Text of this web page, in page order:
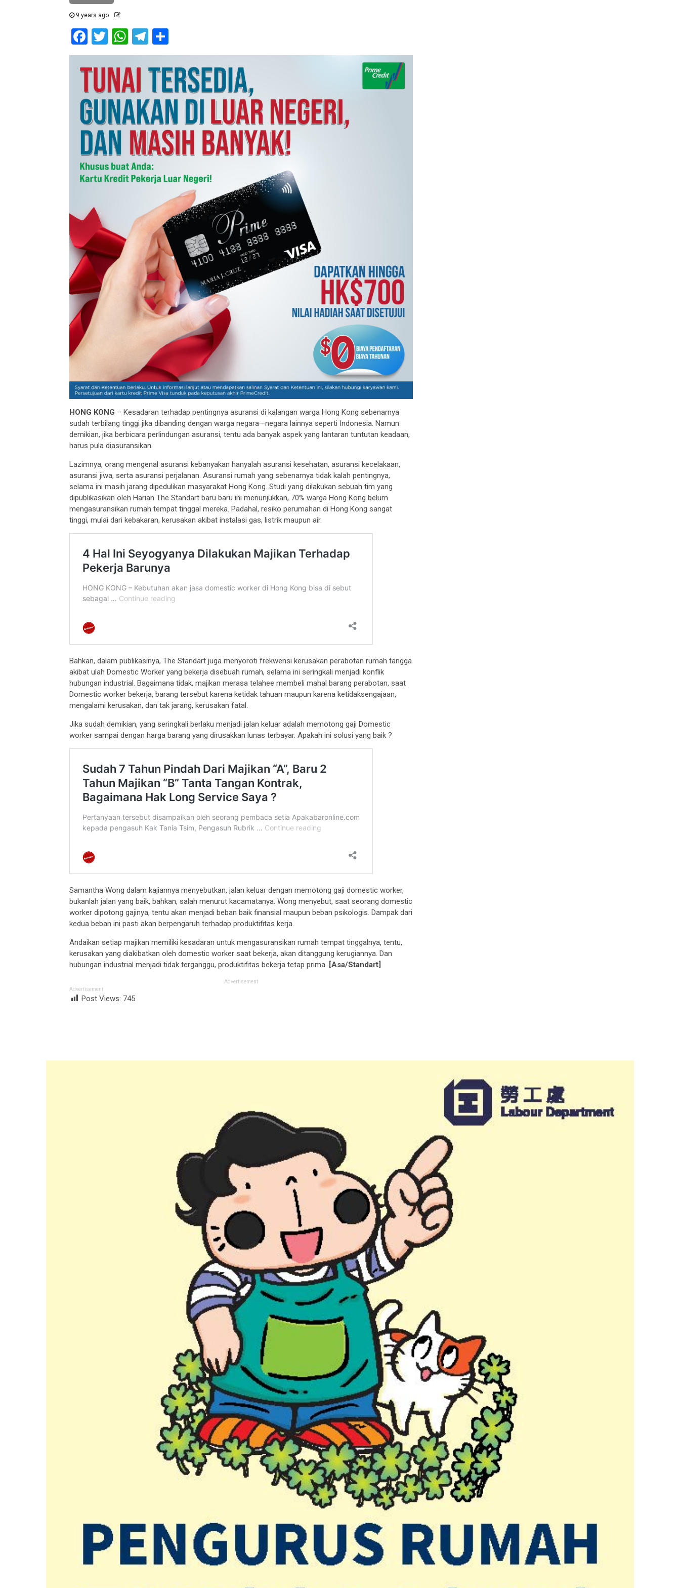
9 years ago
Facebook
Twitter
WhatsApp
Telegram
HONG KONG – Kesadaran terhadap pentingnya asuransi di kalangan warga Hong Kong sebenarnya
sudah terbilang tinggi jika dibanding dengan warga negara—negara lainnya seperti Indonesia. Namun
demikian, jika berbicara perlindungan asuransi, tentu ada banyak aspek yang lantaran tuntutan keadaan,
harus pula diasuransikan.
Lazimnya, orang mengenal asuransi kebanyakan hanyalah asuransi kesehatan, asuransi kecelakaan,
asuransi jiwa, serta asuransi perjalanan. Asuransi rumah yang sebenarnya tidak kalah pentingnya,
selama ini masih jarang dipedulikan masyarakat Hong Kong. Studi yang dilakukan sebuah tim yang
dipublikasikan oleh Harian The Standart baru baru ini menunjukkan, 70% warga Hong Kong belum
mengasuransikan rumah tempat tinggal mereka. Padahal, resiko perumahan di Hong Kong sangat
tinggi, mulai dari kebakaran, kerusakan akibat instalasi gas, listrik maupun air.
Bahkan, dalam publikasinya, The Standart juga menyoroti frekwensi kerusakan perabotan rumah tangga
akibat ulah Domestic Worker yang bekerja disebuah rumah, selama ini seringkali menjadi konflik
hubungan industrial. Bagaimana tidak, majikan merasa telahee membeli mahal barang perabotan, saat
Domestic worker bekerja, barang tersebut karena ketidak tahuan maupun karena ketidaksengajaan,
mengalami kerusakan, dan tak jarang, kerusakan fatal.
Jika sudah demikian, yang seringkali berlaku menjadi jalan keluar adalah memotong gaji Domestic
worker sampai dengan harga barang yang dirusakkan lunas terbayar. Apakah ini solusi yang baik ?
Samantha Wong dalam kajiannya menyebutkan, jalan keluar dengan memotong gaji domestic worker,
bukanlah jalan yang baik, bahkan, salah menurut kacamatanya. Wong menyebut, saat seorang domestic
worker dipotong gajinya, tentu akan menjadi beban baik finansial maupun beban psikologis. Dampak dari
kedua beban ini pasti akan berpengaruh terhadap produktifitas kerja.
Andaikan setiap majikan memiliki kesadaran untuk mengasuransikan rumah tempat tinggalnya, tentu,
kerusakan yang diakibatkan oleh domestic worker saat bekerja, akan ditanggung kerugiannya. Dan
hubungan industrial menjadi tidak terganggu, produktifitas bekerja tetap prima. [Asa/Standart]
Advertisement
Advertisement
Post Views: 745